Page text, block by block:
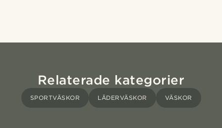
Relaterade kategorier
SPORTVÄSKOR LÄDERVÄSKOR VÄSKOR